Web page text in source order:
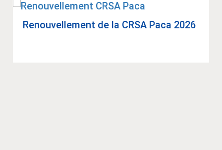
Renou­vel­le­ment de la CRSA Paca 2026